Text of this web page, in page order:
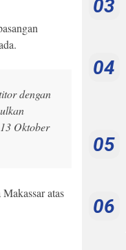
dengan
Oktober
atas
03
04
05
06